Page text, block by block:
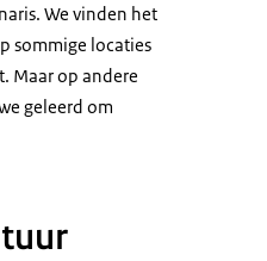
We vinden het
sommige locaties
Maar op andere
geleerd om